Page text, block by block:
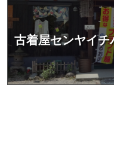
古着屋センヤイチ